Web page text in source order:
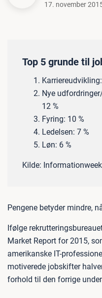
17. november
Top 5 grunde til
Nye
12 %
Fyring: 10 %
Ledelsen: 7 %
Løn: 6 %
Kilde:
Pengene betyder mindre,
Ifølge
Market Report for 2015,
amerikanske IT-
motiverede jobskifter
forhold til den forrige